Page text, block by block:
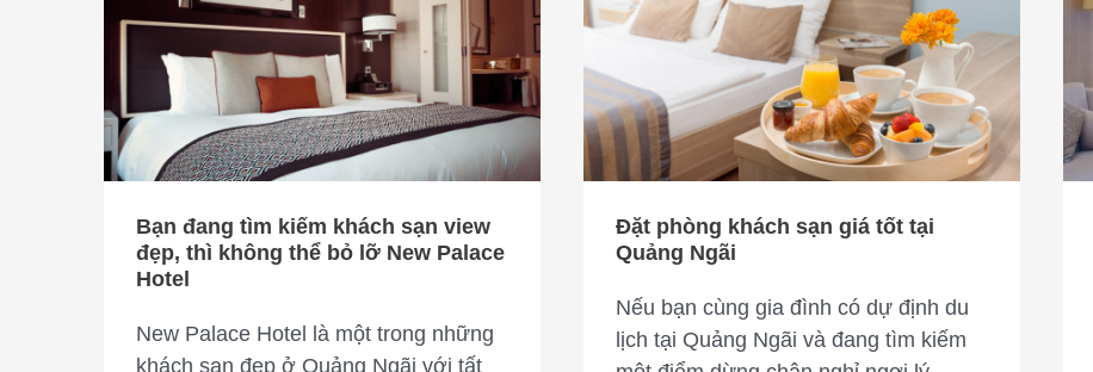
Bạn đang tìm kiếm khách sạn view
đẹp, thì không thể bỏ lỡ New Palace
Hotel
New Palace Hotel là một trong những
khách sạn đẹp ở Quảng Ngãi với tất
tìm
kiếm
khách
sạn
đẹp,
không
thể
lỡ
Đặt phòng khách sạn giá tốt tại
Quảng Ngãi
Nếu bạn cùng gia đình có dự định du
lịch tại Quảng Ngãi và đang tìm kiếm
khách
giá
tốt
tại
Quảng